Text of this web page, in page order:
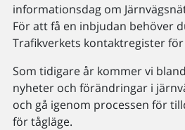
informationsdag om
För att få en inbjudan behöver
Trafikverkets kontaktregister för
Som tidigare år kommer vi
nyheter och förändringar i
och gå igenom processen för
för tågläge.